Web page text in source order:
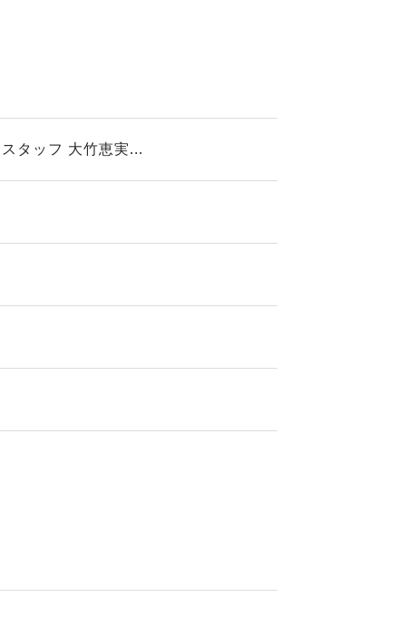
タッフ 大竹恵実...